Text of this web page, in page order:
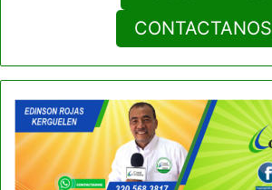
CONTACTANOS